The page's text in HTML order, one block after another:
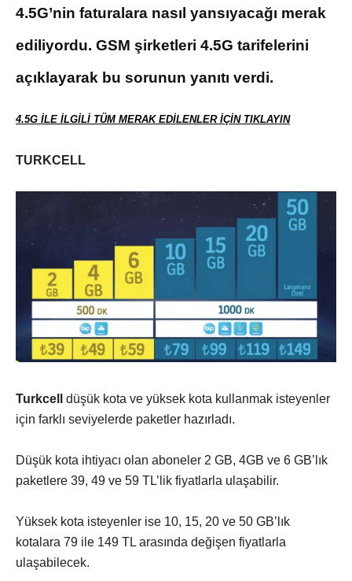
4.5G’nin faturalara nasıl yansıyacağı merak
ediliyordu. GSM şirketleri 4.5G tarifelerini
açıklayarak bu sorunun yanıtı verdi.
4.5G İLE İLGİLİ TÜM MERAK EDİLENLER İÇİN TIKLAYIN
TURKCELL
Turkcell
düşük kota ve yüksek kota kullanmak isteyenler
için farklı seviyelerde paketler hazırladı.
Düşük kota ihtiyacı olan aboneler 2 GB, 4GB ve 6 GB’lık
paketlere 39, 49 ve 59 TL’lik fiyatlarla ulaşabilir.
Yüksek kota isteyenler ise 10, 15, 20 ve 50 GB’lık
kotalara 79 ile 149 TL arasında değişen fiyatlarla
ulaşabilecek.